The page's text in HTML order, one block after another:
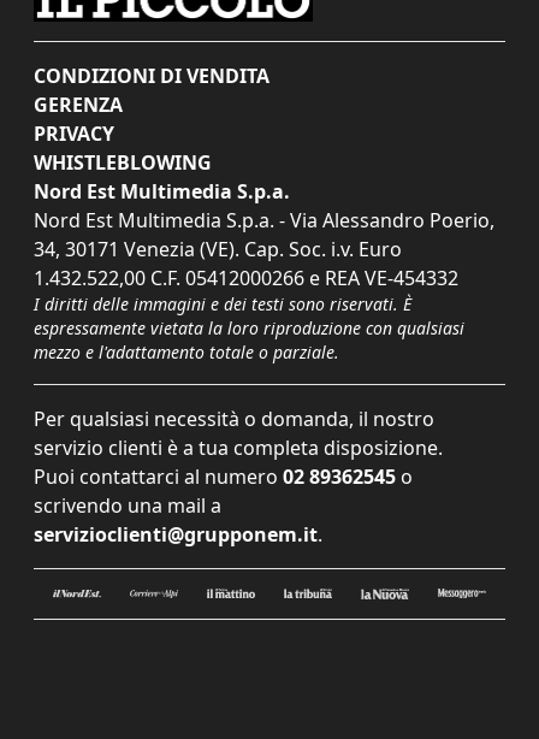
CONDIZIONI DI VENDITA
GERENZA
PRIVACY
WHISTLEBLOWING
Nord Est Multimedia S.p.a.
Nord Est Multimedia S.p.a. - Via Alessandro Poerio,
34, 30171 Venezia (VE). Cap. Soc. i.v. Euro
1.432.522,00 C.F. 05412000266 e REA VE-454332
I diritti delle immagini e dei testi sono riservati. È
espressamente vietata la loro riproduzione con qualsiasi
mezzo e l'adattamento totale o parziale.
Per qualsiasi necessità o domanda, il nostro
servizio clienti è a tua completa disposizione.
Puoi contattarci al numero 02 89362545 o
scrivendo una mail a
servizioclienti@grupponem.it.